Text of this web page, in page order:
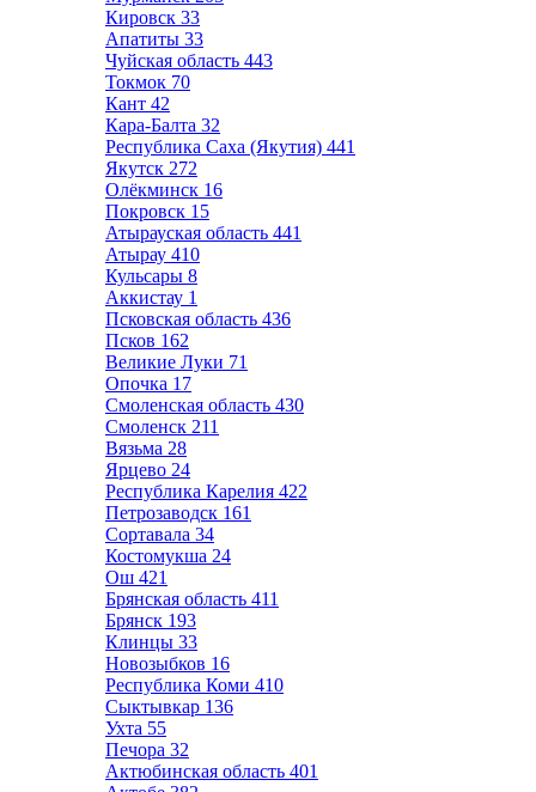
Кировск 33
Апатиты 33
Чуйская область 443
Токмок 70
Кант 42
Кара-Балта 32
Республика Саха (Якутия) 441
Якутск 272
Олёкминск 16
Покровск 15
Атырауская область 441
Атырау 410
Кульсары 8
Аккистау 1
Псковская область 436
Псков 162
Великие Луки 71
Опочка 17
Смоленская область 430
Смоленск 211
Вязьма 28
Ярцево 24
Республика Карелия 422
Петрозаводск 161
Сортавала 34
Костомукша 24
Ош 421
Брянская область 411
Брянск 193
Клинцы 33
Новозыбков 16
Республика Коми 410
Сыктывкар 136
Ухта 55
Печора 32
Актюбинская область 401